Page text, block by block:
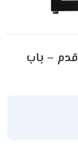
ثلاجة تبريد هيونداي عرض 4 قدم – باب